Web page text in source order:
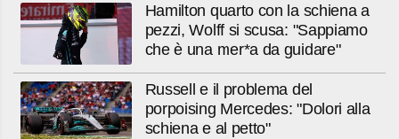
Hamilton quarto con la schiena a
pezzi, Wolff si scusa: "Sappiamo
che è una mer*a da guidare"
Russell e il problema del
porpoising Mercedes: "Dolori alla
schiena e al petto"